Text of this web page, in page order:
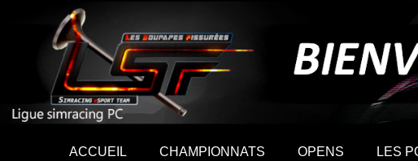
ACCUEIL CHAMPIONNATS OPENS LES